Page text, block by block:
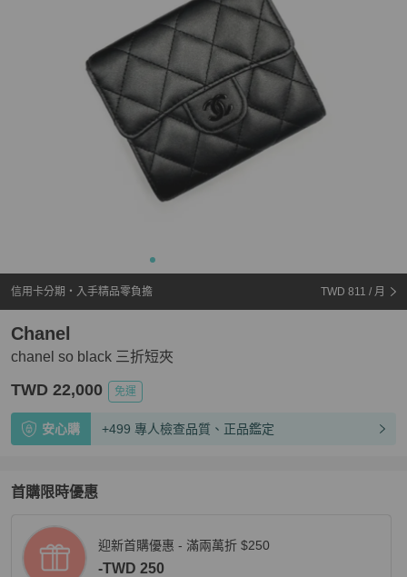
信用卡分期・入手精品零負擔 TWD 811 / 月
chanel so black 三折短夾
Chanel
TWD 22,000 免運
安心購 +499 專人檢查品質、正品鑑定
首購限時優惠
迎新首購優惠 - 滿兩萬折 $250
-TWD 250